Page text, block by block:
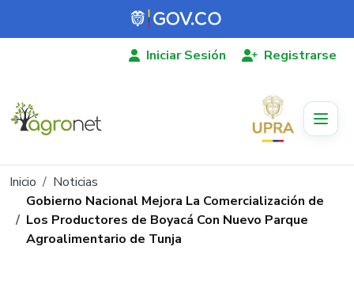
Pasar al contenido principal
Iniciar Sesión Registrarse
Ruta de navegación
Inicio
Noticias
Gobierno Nacional Mejora La Comercialización de
Los Productores de Boyacá Con Nuevo Parque
Agroalimentario de Tunja